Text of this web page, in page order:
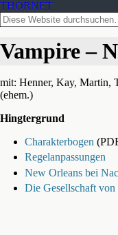
THORNET
Vampire –
mit: Henner, Kay, Martin,
(ehem.)
Hingtergrund
Charakterbogen
Regelanpassungen
New Orleans bei
Die Gesellschaft